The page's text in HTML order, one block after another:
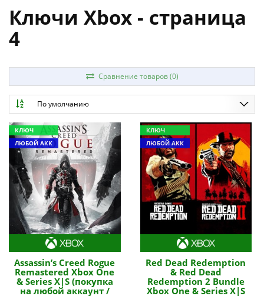
Ключи Xbox - страница
4
Сравнение товаров (0)
По умолчанию
КЛЮЧ
ЛЮБОЙ АКК
Assassin’s Creed Rogue
Remastered Xbox One
& Series X|S (покупка
на любой аккаунт /
КЛЮЧ
ЛЮБОЙ АКК
Red Dead Redemption
& Red Dead
Redemption 2 Bundle
Xbox One & Series X|S